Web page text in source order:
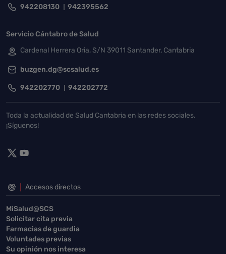
942208130 942395562
Servicio Cántabro de Salud
Cardenal Herrera Oria, S/N 39011 Santander, Cantabria
buzgen.dg@scsalud.es
942202770 942202772
Toda la actualidad de Salud Cantabria en las redes sociales.
¡Síguenos!
Accesos directos
MiSalud@SCS
Solicitar cita previa
Farmacias de guardia
Voluntades previas
Su opinión nos interesa